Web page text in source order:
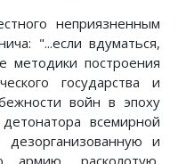
неприязненным
"...если вдуматься,
методики построения
государства и
войн в эпоху
всемирной
дезорганизованную и